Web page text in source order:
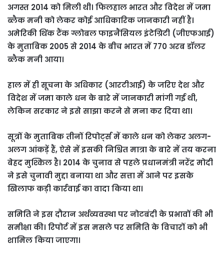
अगस्त 2014 को मिली थी। फिलहाल भारत और विदेश में जमा
ब्लैक मनी को लेकर कोई आधिकारिक जानकारी नहीं है।
अमेरिकी थिंक टैंक ग्लोबल फाइनैंसियल इंटेग्रिटी (जीएफआई)
के मुताबिक 2005 से 2014 के बीच भारत में 770 अरब डॉलर
ब्लैक मनी आया।
हाल में ही सूचना के अधिकार (आरटीआई) के जरिए देश और
विदेश में जमा काले धन के बारे में जानकारी मांगी गई थी,
लेकिन सरकार ने इसे साझा करने से मना कर दिया था।
सूत्रों के मुताबिक तीनों रिपोर्ट्स में काले धन को लेकर अलग-
अलग आंकड़ें हैं, ऐसे में इसकी निश्चित मात्रा के बारे में तय करना
बेहद मुश्किल है। 2014 के चुनाव से पहले प्रधानमंत्री नरेंद्र मोदी
ने इसे चुनावी मुद्दा बनाया था और सत्ता में आने पर इसके
खिलाफ कड़ी कार्रवाई का वादा किया था।
समिति ने इस दौरान अर्थव्यवस्था पर नोटबंदी के प्रभावों की भी
समीक्षा की। रिपोर्ट में इस मसले पर समिति के विचारों को भी
शामिल किया जाएगा।